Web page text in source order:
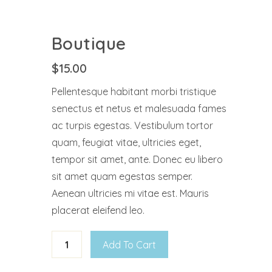
Boutique
$15.00
Pellentesque habitant morbi tristique
senectus et netus et malesuada fames
ac turpis egestas. Vestibulum tortor
quam, feugiat vitae, ultricies eget,
tempor sit amet, ante. Donec eu libero
sit amet quam egestas semper.
Aenean ultricies mi vitae est. Mauris
placerat eleifend leo.
Add To Cart